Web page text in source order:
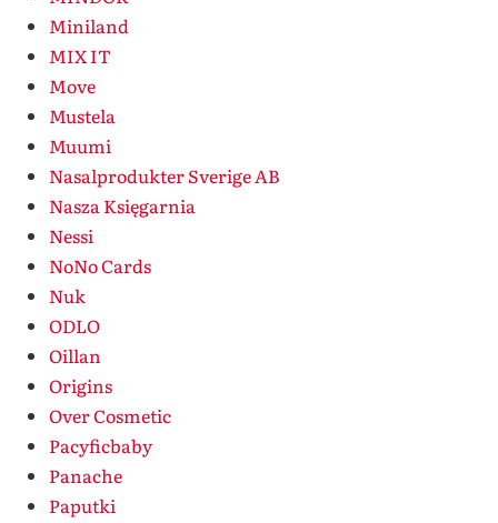
Miniland
MIX IT
Move
Mustela
Muumi
Nasalprodukter Sverige AB
Nasza Księgarnia
Nessi
NoNo Cards
Nuk
ODLO
Oillan
Origins
Over Cosmetic
Pacyficbaby
Panache
Paputki